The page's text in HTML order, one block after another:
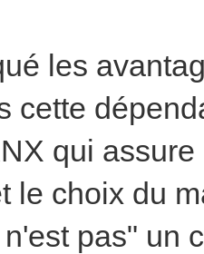
les
cette
qui
le choix du
pas" un